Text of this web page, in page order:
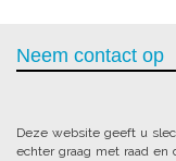
Neem contact op
Deze website geeft u
echter graag met raad en